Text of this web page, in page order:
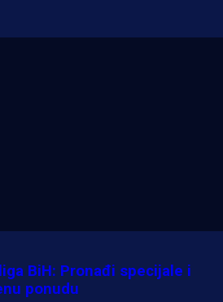
BiH: Pronađi specijale i
ponudu